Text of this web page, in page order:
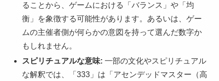
ることから、ゲームにおける「バランス」や「均
衡」を象徴する可能性があります。あるいは、ゲー
ムの主催者側が何らかの意図を持って選んだ数字か
もしれません。
スピリチュアルな意味: 一部の文化やスピリチュアル
な解釈では、「333」は「アセンデッドマスター（高